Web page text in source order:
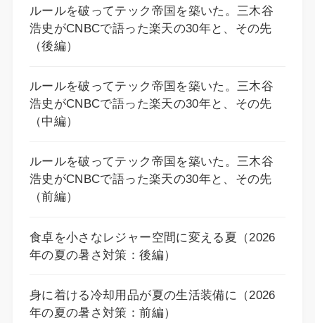
ルールを破ってテック帝国を築いた。三木谷
浩史がCNBCで語った楽天の30年と、その先
（後編）
ルールを破ってテック帝国を築いた。三木谷
浩史がCNBCで語った楽天の30年と、その先
（中編）
ルールを破ってテック帝国を築いた。三木谷
浩史がCNBCで語った楽天の30年と、その先
（前編）
食卓を小さなレジャー空間に変える夏（2026
年の夏の暑さ対策：後編）
身に着ける冷却用品が夏の生活装備に（2026
年の夏の暑さ対策：前編）